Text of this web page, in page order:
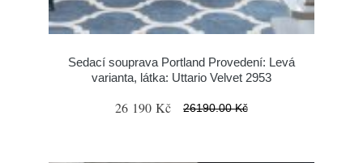
Sedací souprava Portland Provedení: Levá
varianta, látka: Uttario Velvet 2953
26 190 Kč 26190.00 Kč